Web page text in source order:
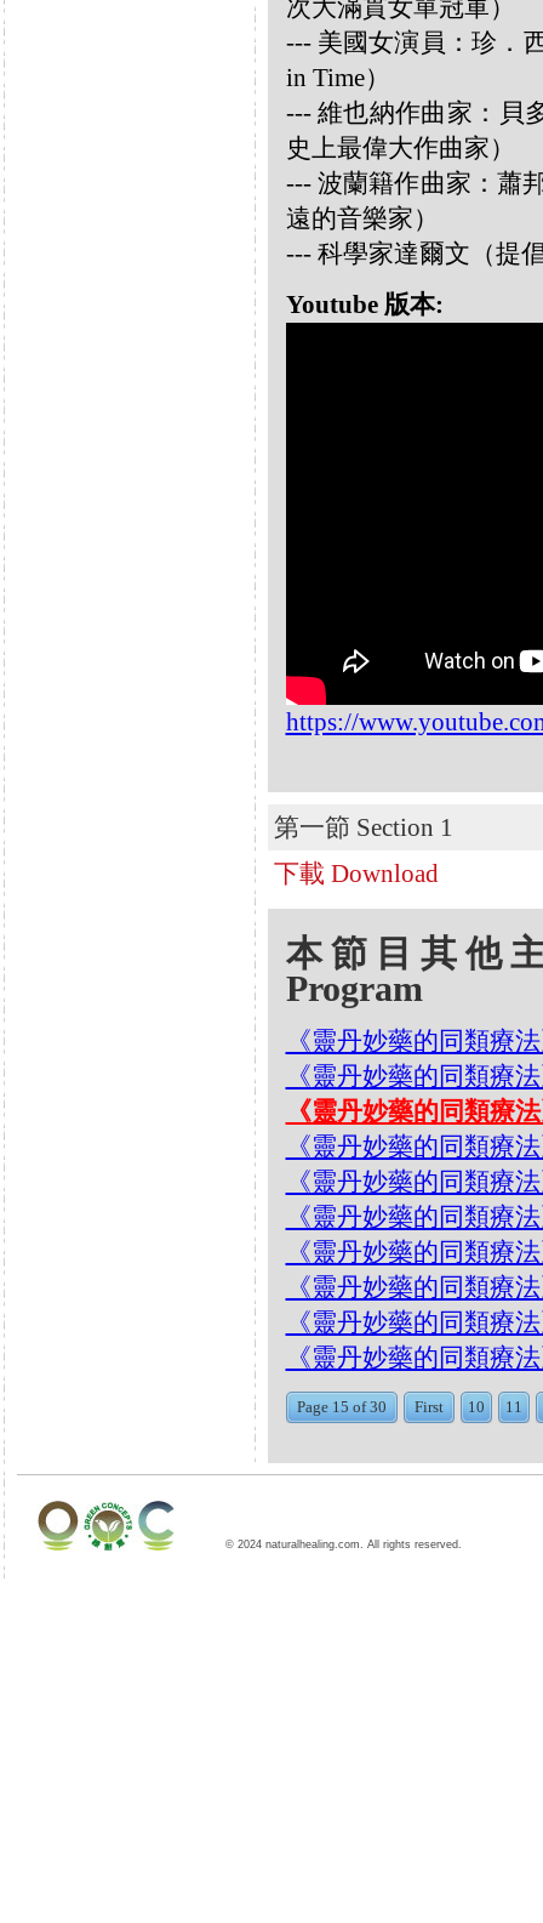
次大滿貫女單冠軍）
--- 美國女演員：珍．
in Time）
--- 維也納作曲家：貝
史上最偉大作曲家）
--- 波蘭籍作曲家：蕭
遠的音樂家）
--- 科學家達爾文（提
Youtube 版本:
https://
第一節 Section 1
下載 Download
本節目其他
Program
《靈丹妙藥的同類療
《靈丹妙藥的同類療
《靈丹妙藥的同類療
《靈丹妙藥的同類療
《靈丹妙藥的同類療
《靈丹妙藥的同類療
《靈丹妙藥的同類療
《靈丹妙藥的同類療
《靈丹妙藥的同類療
《靈丹妙藥的同類療
Page 15 of 30 First 10 11
© 2024 naturalhealing.com. All rights reserved.